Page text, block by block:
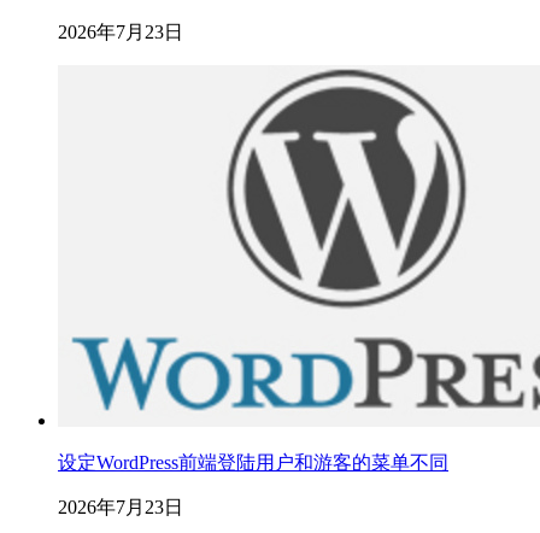
2026年7月23日
设定WordPress前端登陆用户和游客的菜单不同
2026年7月23日